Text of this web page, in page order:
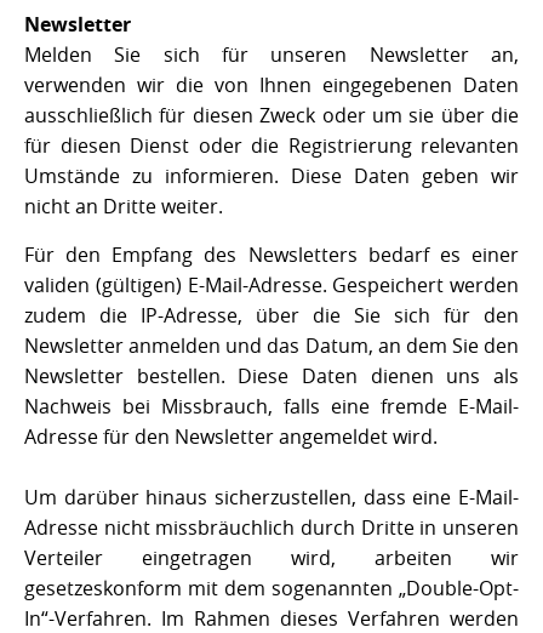
Newsletter
Melden Sie sich für unseren Newsletter an,
verwenden wir die von Ihnen eingegebenen Daten
ausschließlich für diesen Zweck oder um sie über die
für diesen Dienst oder die Registrierung relevanten
Umstände zu informieren. Diese Daten geben wir
nicht an Dritte weiter.
Für den Empfang des Newsletters bedarf es einer
validen (gültigen) E-Mail-Adresse. Gespeichert werden
zudem die IP-Adresse, über die Sie sich für den
Newsletter anmelden und das Datum, an dem Sie den
Newsletter bestellen. Diese Daten dienen uns als
Nachweis bei Missbrauch, falls eine fremde E-Mail-
Adresse für den Newsletter angemeldet wird.
Um darüber hinaus sicherzustellen, dass eine E-Mail-
Adresse nicht missbräuchlich durch Dritte in unseren
Verteiler eingetragen wird, arbeiten wir
gesetzeskonform mit dem sogenannten „Double-Opt-
In“-Verfahren. Im Rahmen dieses Verfahren werden